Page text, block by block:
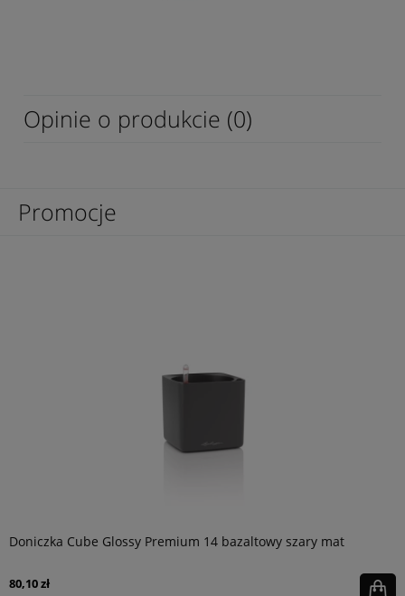
Opinie o produkcie (0)
Promocje
Doniczka Cube Glossy Premium 14 bazaltowy szary mat
80,10 zł